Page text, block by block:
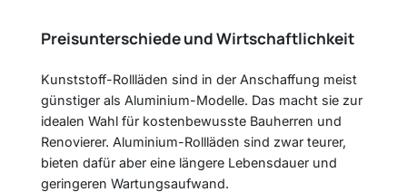
Preisunterschiede und Wirtschaftlichkeit
Kunststoff-Rollläden sind in der Anschaffung meist
günstiger als Aluminium-Modelle. Das macht sie zur
idealen Wahl für kostenbewusste Bauherren und
Renovierer. Aluminium-Rollläden sind zwar teurer,
bieten dafür aber eine längere Lebensdauer und
geringeren Wartungsaufwand.